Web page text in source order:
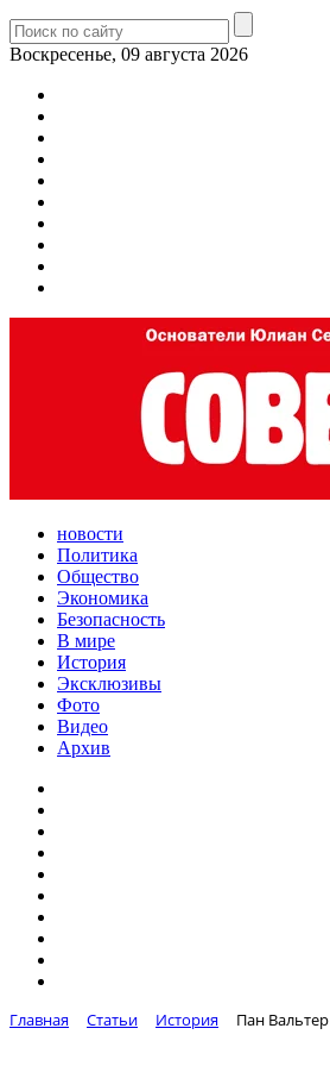
Воскресенье, 09 августа 2026
новости
Политика
Общество
Экономика
Безопасность
В мире
История
Эксклюзивы
Фото
Видео
Архив
Главная Статьи История Пан Вальтер